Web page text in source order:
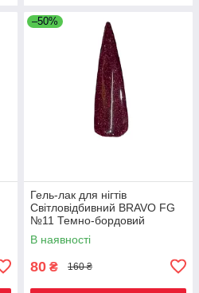
–50%
Гель-лак для нігтів
Світловідбивний BRAVO FG
№11 Темно-бордовий
В наявності
80 ₴ 160 ₴